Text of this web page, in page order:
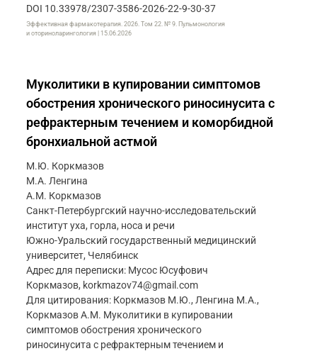
DOI 10.33978/2307-3586-2026-22-9-30-37
Эффективная фармакотерапия. 2026. Том 22. № 9. Пульмонология
и оториноларингология | 15.06.2026
Муколитики в купировании симптомов
обострения хронического риносинусита с
рефрактерным течением и коморбидной
бронхиальной астмой
М.Ю. Коркмазов
М.А. Ленгина
А.М. Коркмазов
Санкт-Петербургский научно-исследовательский
институт уха, горла, носа и речи
Южно-Уральский государственный медицинский
университет, Челябинск
Адрес для переписки: Мусос Юсуфович
Коркмазов, korkmazov74@gmail.com
Для цитирования: Коркмазов М.Ю., Ленгина М.А.,
Коркмазов А.М. Муколитики в купировании
симптомов обострения хронического
риносинусита с рефрактерным течением и